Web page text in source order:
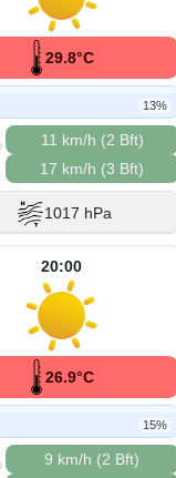
29.8°C
13%
11 km/h (2 Bft)
17 km/h (3 Bft)
1017 hPa
20:00
26.9°C
15%
9 km/h (2 Bft)